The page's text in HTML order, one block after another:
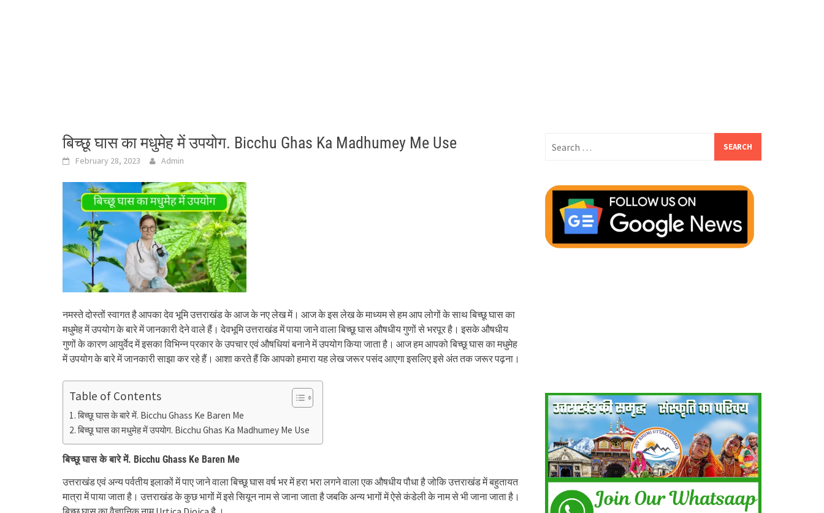
बिच्छू घास का मधुमेह में उपयोग. Bicchu Ghas Ka Madhumey Me Use
February 28, 2023 Admin
नमस्ते दोस्तों स्वागत है आपका देव भूमि उत्तराखंड के आज के नए लेख में। आज के इस लेख के माध्यम से हम आप लोगों के साथ बिच्छू घास का
मधुमेह में उपयोग के बारे में जानकारी देने वाले हैं। देवभूमि उत्तराखंड में पाया जाने वाला बिच्छू घास औषधीय गुणों से भरपूर है। इसके औषधीय
गुणों के कारण आयुर्वेद में इसका विभिन्न प्रकार के उपचार एवं औषधियां बनाने में उपयोग किया जाता है। आज हम आपको बिच्छू घास का मधुमेह
में उपयोग के बारे में जानकारी साझा कर रहे हैं। आशा करते हैं कि आपको हमारा यह लेख जरूर पसंद आएगा इसलिए इसे अंत तक जरूर पढ़ना।
Table of Contents
बिच्छू घास के बारे में. Bicchu Ghass Ke Baren Me
बिच्छू घास का मधुमेह में उपयोग. Bicchu Ghas Ka Madhumey Me Use
बिच्छू घास के बारे में. Bicchu Ghass Ke Baren Me
उत्तराखंड एवं अन्य पर्वतीय इलाकों में पाए जाने वाला बिच्छू घास वर्ष भर में हरा भरा लगने वाला एक औषधीय पौधा है जोकि उत्तराखंड में बहुतायत
मात्रा में पाया जाता है। उत्तराखंड के कुछ भागों में इसे सियून नाम से जाना जाता है जबकि अन्य भागों में ऐसे कंडेली के नाम से भी जाना जाता है।
for: